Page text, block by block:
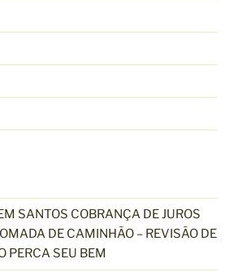
SANTOS COBRANÇA DE JUROS
DE CAMINHÃO – REVISÃO DE
PERCA SEU BEM